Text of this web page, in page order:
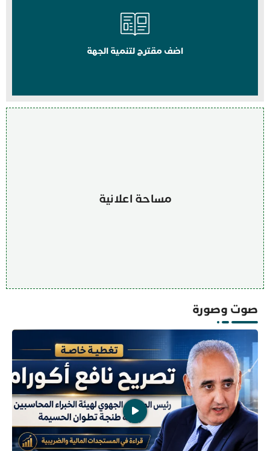
اضف مقترح لتنمية الجهة
مساحة اعلانية
صوت وصورة